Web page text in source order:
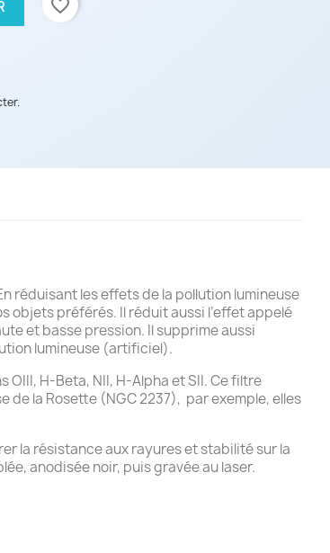
favorite_border
réduisant les effets de la pollution lumineuse
objets préférés. Il réduit aussi l’effet appelé
et basse pression. Il supprime aussi
lumineuse (artificiel).
H-Beta, NII, H-Alpha et SII. Ce filtre
de la Rosette (NGC 2237), par exemple, elles
la résistance aux rayures et stabilité sur la
anodisée noir, puis gravée au laser.